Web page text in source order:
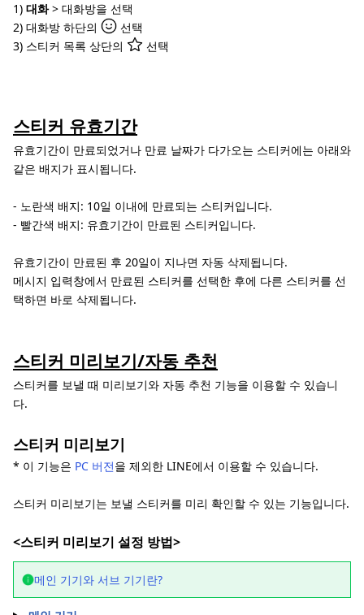
1) 대화> 대화방을 선택
2) 대화방 하단의
선택
3) 스티커 목록 상단의
선택
스티커 유효기간
유효기간이 만료되었거나 만료 날짜가 다가오는 스티커에는 아래와
같은 배지가 표시됩니다.
- 노란색 배지: 10일 이내에 만료되는 스티커입니다.
- 빨간색 배지: 유효기간이 만료된 스티커입니다.
유효기간이 만료된 후 20일이 지나면 자동 삭제됩니다.
메시지 입력창에서 만료된 스티커를 선택한 후에 다른 스티커를 선
택하면 바로 삭제됩니다.
스티커 미리보기/자동 추천
스티커를 보낼 때 미리보기와 자동 추천 기능을 이용할 수 있습니
다.
스티커 미리보기
* 이 기능은 PC 버전을 제외한 LINE에서 이용할 수 있습니다.
스티커 미리보기는 보낼 스티커를 미리 확인할 수 있는 기능입니다.
<스티커 미리보기 설정 방법>
메인 기기와 서브 기기란?